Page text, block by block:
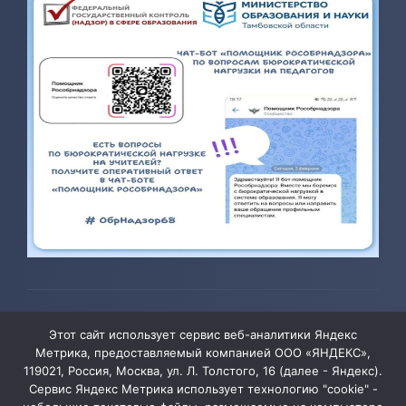
юношества»
Этот сайт использует сервис веб-аналитики Яндекс
Метрика, предоставляемый компанией ООО «ЯНДЕКС»,
119021, Россия, Москва, ул. Л. Толстого, 16 (далее - Яндекс).
Сервис Яндекс Метрика использует технологию "cookie" -